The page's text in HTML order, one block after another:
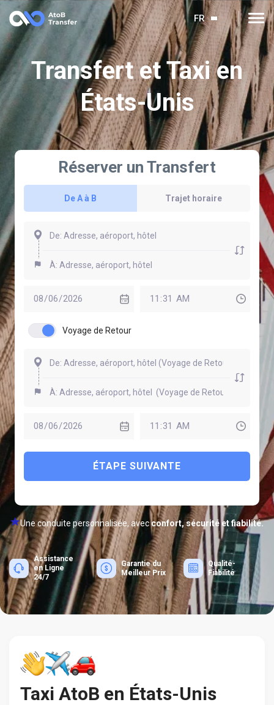
FR
Transfert et Taxi en
États-Unis
Réserver un Transfert
De A à B Trajet horaire
Voyage de Retour
ÉTAPE SUIVANTE
Une conduite personnalisée, avecconfort, sécurité et fiabilité.
Assistance
en Ligne
24/7
Garantie du
Meilleur Prix
Qualité-
Fiabilité
Taxi AtoB en États-Unis